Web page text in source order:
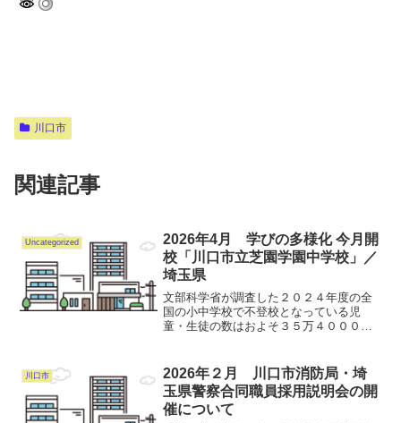
川口市
関連記事
Uncategorized
2026年4月 学びの多様化 今月開
校「川口市立芝園学園中学校」／
埼玉県
文部科学省が調査した２０２４年度の全
国の小中学校で不登校となっている児
童・生徒の数はおよそ３５万４０００人
陣に公開されました。 川口市立芝園学
園中学校は、不登校を経験す...
川口市
2026年２月 川口市消防局・埼
玉県警察合同職員採用説明会の開
催について